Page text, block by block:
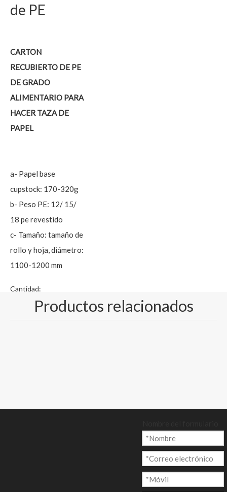
de PE
CARTON
RECUBIERTO DE PE
DE GRADO
ALIMENTARIO PARA
HACER TAZA DE
PAPEL
a- Papel base
cupstock: 170-320g
b- Peso PE: 12/ 15/
18 pe revestido
c- Tamaño: tamaño de
rollo y hoja, diámetro:
1100-1200 mm
Cantidad:
Productos relacionados